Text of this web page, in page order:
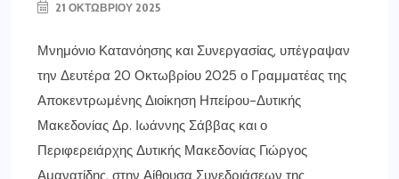
21 ΟΚΤΩΒΡΊΟΥ 2025
Μνημόνιο Κατανόησης και Συνεργασίας, υπέγραψαν
την Δευτέρα 20 Οκτωβρίου 2025 ο Γραμματέας της
Αποκεντρωμένης Διοίκηση Ηπείρου-Δυτικής
Μακεδονίας Δρ. Ιωάννης Σάββας και ο
Περιφερειάρχης Δυτικής Μακεδονίας Γιώργος